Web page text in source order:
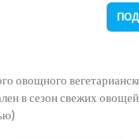
овощного
в сезон свежих